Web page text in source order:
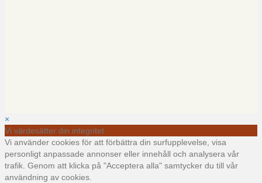
×
Vi värdesätter din integritet
Vi använder cookies för att förbättra din surfupplevelse, visa
personligt anpassade annonser eller innehåll och analysera vår
trafik. Genom att klicka på "Acceptera alla" samtycker du till vår
användning av cookies.